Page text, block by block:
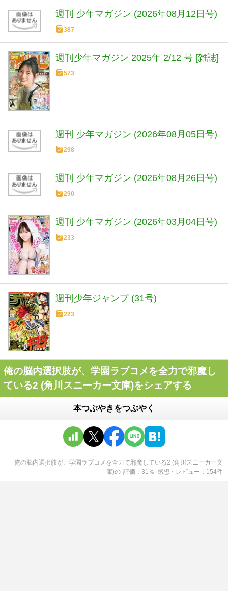
週刊 少年マガジン (2026年08月12日号)
387
週刊少年マガジン 2025年 2/12 号 [雑誌]
573
週刊 少年マガジン (2026年08月05日号)
298
週刊 少年マガジン (2026年08月26日号)
290
週刊 少年マガジン (2026年03月04日号)
233
週刊少年ジャンプ (31号)
223
俺の脳内選択肢が、学園ラブコメを全力で邪魔し
ている2 (角川スニーカー文庫)をシェアする
本つぶやきをつぶやく
俺の脳内選択肢が、学園ラブコメを全力で邪魔している2 (角川スニーカー文
庫)の 評価 31 ％ 感想・レビュー 154件